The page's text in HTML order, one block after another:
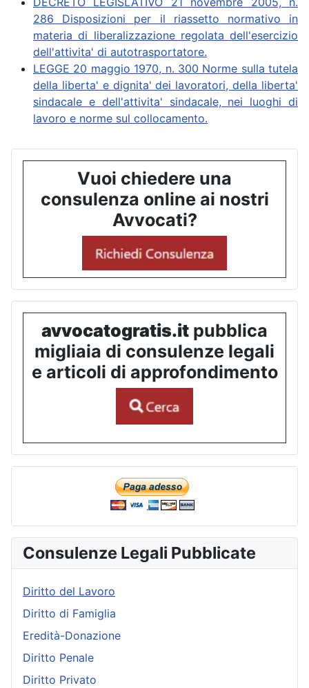
286 Disposizioni per il riassetto normativo in
materia di liberalizzazione regolata dell'esercizio
dell'attivita' di autotrasportatore.
LEGGE 20 maggio 1970, n. 300 Norme sulla tutela
della liberta' e dignita' dei lavoratori, della liberta'
sindacale e dell'attivita' sindacale, nei luoghi di
lavoro e norme sul collocamento.
Vuoi chiedere una
consulenza online ai nostri
Avvocati?
avvocatogratis.it pubblica
migliaia di consulenze legali
e articoli di approfondimento
Consulenze Legali Pubblicate
Diritto del Lavoro
Diritto di Famiglia
Eredità-Donazione
Diritto Penale
Diritto Privato